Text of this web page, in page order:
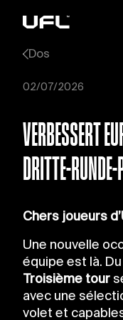
Dos
02/07/2026
VERBESSERT
DRITTE-RUNDE-
Chers joueurs
Une nouvelle
équipe est là. Du
Troisième tour
avec une
volet et